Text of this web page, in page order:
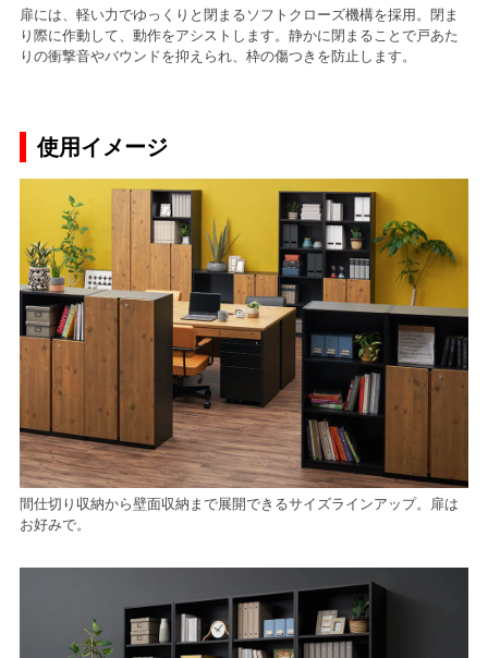
扉には、軽い力でゆっくりと閉まるソフトクローズ機構を採用。閉ま
り際に作動して、動作をアシストします。静かに閉まることで戸あた
りの衝撃音やバウンドを抑えられ、枠の傷つきを防止します。
使用イメージ
間仕切り収納から壁面収納まで展開できるサイズラインアップ。扉は
お好みで。